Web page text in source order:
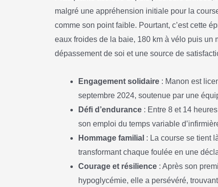
malgré une appréhension initiale pour la
comme son point faible. Pourtant, c’est cette
eaux froides de la baie, 180 km à vélo puis un
dépassement de soi et une source de
Engagement solidaire : Manon est
septembre 2024, soutenue par une
Défi d’endurance : Entre 8 et 14
son emploi du temps variable
Hommage familial : La course se tient
transformant chaque foulée en une
Courage et résilience : Après son
hypoglycémie, elle a persévéré,